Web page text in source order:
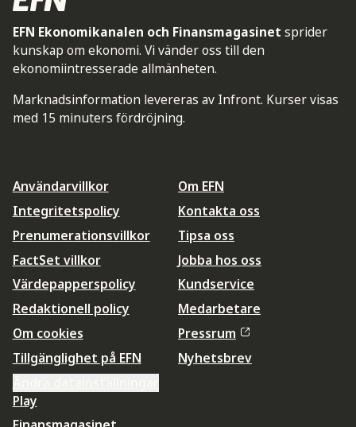
EFN Ekonomikanalen och Finansmagasinet sprider
kunskap om ekonomi. Vi vänder oss till den
ekonomiintresserade allmänheten.
Marknadsinformation levereras av Infront. Kurser visas
med 15 minuters fördröjning.
Användarvillkor
Integritetspolicy
Prenumerationsvillkor
FactSet villkor
Värdepapperspolicy
Redaktionell policy
Om cookies
Tillgänglighet på EFN
Om EFN
Kontakta oss
Tipsa oss
Jobba hos oss
Kundservice
Medarbetare
Pressrum
Nyhetsbrev
Play